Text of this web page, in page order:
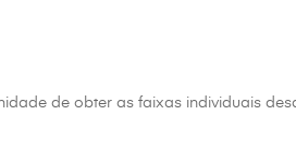
de mimde obter as faixas individuais